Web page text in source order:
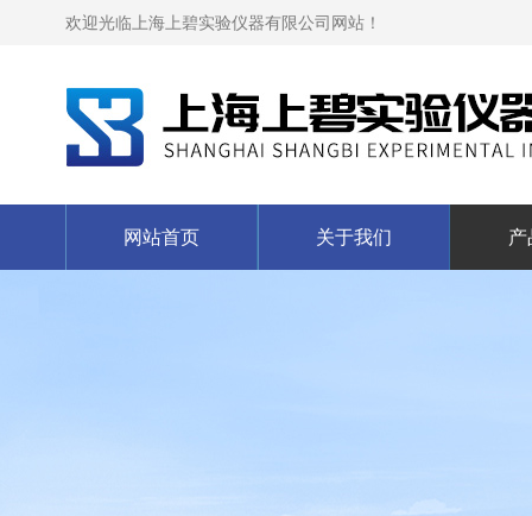
欢迎光临上海上碧实验仪器有限公司网站！
网站首页 关于我们 产